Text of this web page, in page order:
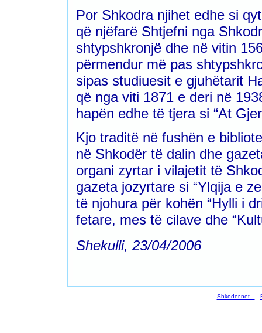
Por Shkodra njihet edhe si
që njëfarë Shtjefni nga
shtypshkronjë dhe në vitin
përmendur më pas
sipas studiuesit e gjuhëtarit
që nga viti 1871 e deri në
hapën edhe të tjera si “At
Kjo traditë në fushën e
në Shkodër të dalin dhe
organi zyrtar i vilajetit të
gazeta jozyrtare si “Ylqija e
të njohura për kohën “Hylli i
fetare, mes të cilave dhe
Shekulli, 23/04/2006
Shkoder.net... -